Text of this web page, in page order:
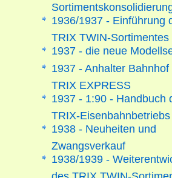
1936/1937 - Einführung
TRIX TWIN-Sortimentes
1937 - die neue
1937 - Anhalter Bahnhof
TRIX EXPRESS
1937 - 1:90 - Handbuch
TRIX-Eisenbahnbetriebs
1938 - Neuheiten und
Zwangsverkauf
1938/1939 -
des TRIX TWIN-